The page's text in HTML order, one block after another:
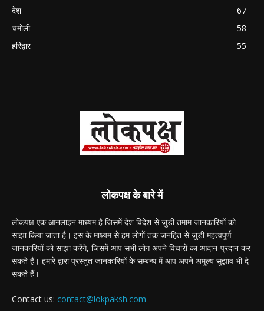
देश
67
चमोली
58
हरिद्वार
55
लोकपक्ष के बारे में
लोकपक्ष एक आनलाइन माध्यम है जिसमें देश विदेश से जुड़ी तमाम जानकारियों को
साझा किया जाता है। इस के माध्यम से हम लोगों तक जनहित से जुड़ी महत्वपूर्ण
जानकारियों को साझा करेंगे, जिसमें आप सभी लोग अपने विचारों का आदान-प्रदान कर
सकते हैं। हमारे द्वारा प्रस्तुत जानकारियों के सम्बन्ध में आप अपने अमूल्य सुझाव भी दे
सकते हैं।
Contact us: contact@lokpaksh.com